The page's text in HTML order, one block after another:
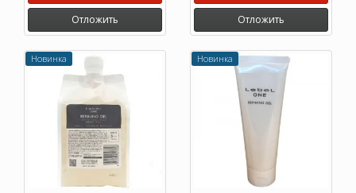
Отложить Отложить
Новинка Новинка